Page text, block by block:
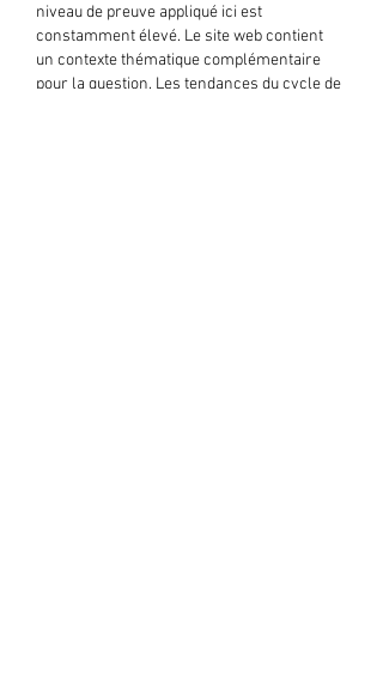
niveau de preuve appliqué ici est
constamment élevé. Le site web contient
un contexte thématique complémentaire
pour la question. Les tendances du cycle de